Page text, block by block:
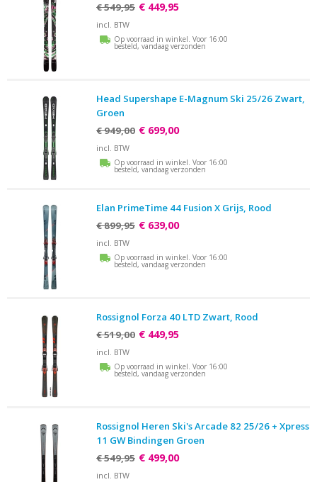
€ 549,95 € 449,95
incl. BTW
Op voorraad in winkel. Voor 16:00
besteld, vandaag verzonden
Head Supershape E-Magnum Ski 25/26 Zwart,
Groen
€ 949,00 € 699,00
incl. BTW
Op voorraad in winkel. Voor 16:00
besteld, vandaag verzonden
Elan PrimeTime 44 Fusion X Grijs, Rood
€ 899,95 € 639,00
incl. BTW
Op voorraad in winkel. Voor 16:00
besteld, vandaag verzonden
Rossignol Forza 40 LTD Zwart, Rood
€ 519,00 € 449,95
incl. BTW
Op voorraad in winkel. Voor 16:00
besteld, vandaag verzonden
Rossignol Heren Ski's Arcade 82 25/26 + Xpress
11 GW Bindingen Groen
€ 549,95 € 499,00
incl. BTW